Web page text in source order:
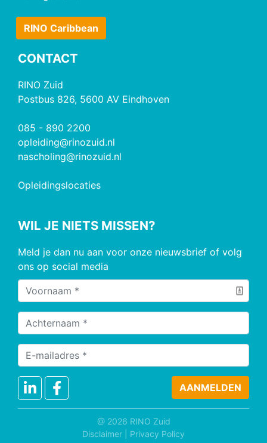
RINO Caribbean
CONTACT
RINO Zuid
Postbus 826, 5600 AV Eindhoven
085 - 890 2200
opleiding@rinozuid.nl
nascholing@rinozuid.nl
Opleidingslocaties
WIL JE NIETS MISSEN?
Meld je dan nu aan voor onze nieuwsbrief of volg
ons op social media
@ 2026 RINO Zuid
Disclaimer
Privacy Policy